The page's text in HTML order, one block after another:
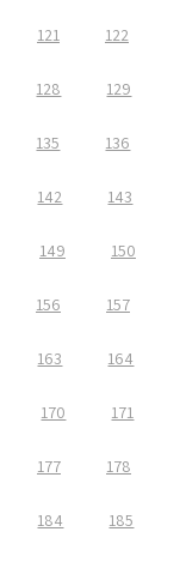
121 122
128 129
135 136
142 143
149 150
156 157
163 164
170 171
177 178
184 185